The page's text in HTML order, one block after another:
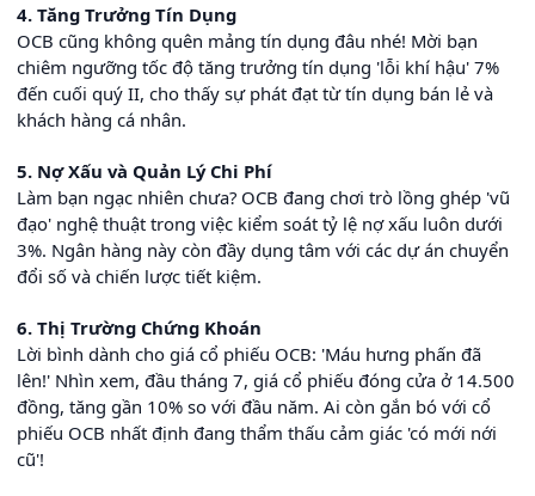
4. Tăng Trưởng Tín Dụng
OCB cũng không quên mảng tín dụng đâu nhé! Mời bạn
chiêm ngưỡng tốc độ tăng trưởng tín dụng 'lỗi khí hậu' 7%
đến cuối quý II, cho thấy sự phát đạt từ tín dụng bán lẻ và
khách hàng cá nhân.
5. Nợ Xấu và Quản Lý Chi Phí
Làm bạn ngạc nhiên chưa? OCB đang chơi trò lồng ghép 'vũ
đạo' nghệ thuật trong việc kiểm soát tỷ lệ nợ xấu luôn dưới
3%. Ngân hàng này còn đầy dụng tâm với các dự án chuyển
đổi số và chiến lược tiết kiệm.
6. Thị Trường Chứng Khoán
Lời bình dành cho giá cổ phiếu OCB: 'Máu hưng phấn đã
lên!' Nhìn xem, đầu tháng 7, giá cổ phiếu đóng cửa ở 14.500
đồng, tăng gần 10% so với đầu năm. Ai còn gắn bó với cổ
phiếu OCB nhất định đang thẩm thấu cảm giác 'có mới nới
cũ'!